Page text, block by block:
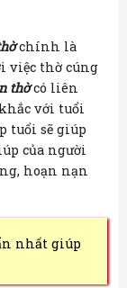
chính là
việc thờ cúng
thờcó liên
với tuổi
tuổi sẽ giúp
của người
hoạn nạn
nhất giúp